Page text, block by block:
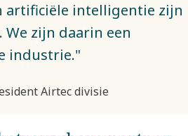
artificiële intelligentie zijn
zijn daarin een
industrie."
Airtec divisie